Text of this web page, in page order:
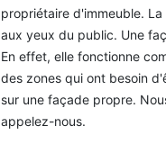
propriétaire d'immeuble.
aux yeux du public. Une
En effet, elle fonctionne
des zones qui ont besoin
sur une façade propre.
appelez-nous.